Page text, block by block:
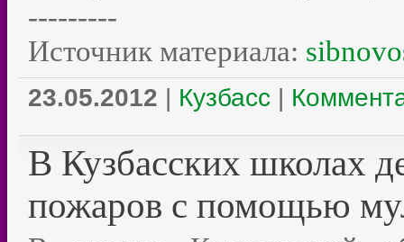
---------
Источник материала:
23.05.2012 | Кузбасс |
В Кузбасских школах
пожаров с помощью